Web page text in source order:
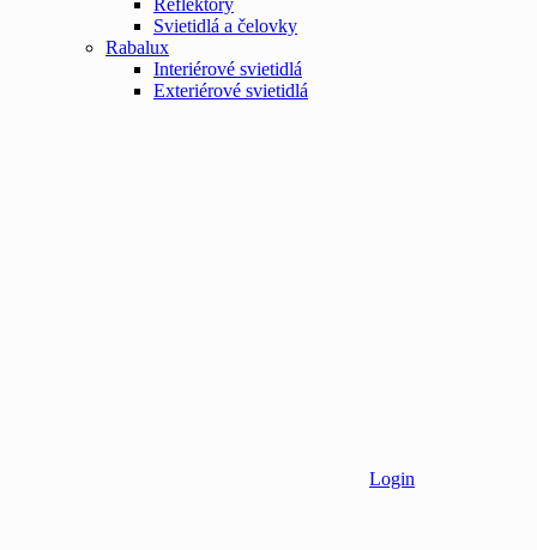
Svietidlá a čelovky
Rabalux
Interiérové svietidlá
Exteriérové svietidlá
Login